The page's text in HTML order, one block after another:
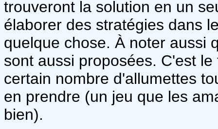
trouveront la solution en un
élaborer des stratégies dans
quelque chose. À noter aussi
sont aussi proposées. C'est
certain nombre d'allumettes
en prendre (un jeu que les
bien).